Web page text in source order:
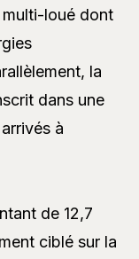
multi-loué dont
la
dans une
à
de 12,7
ciblé sur la